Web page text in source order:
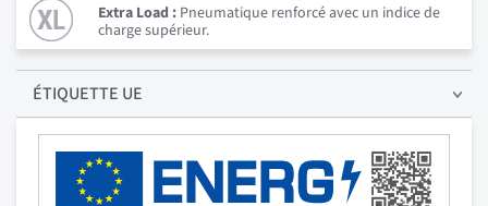
Extra Load : Pneumatique renforcé avec un indice de
charge supérieur.
ÉTIQUETTE UE